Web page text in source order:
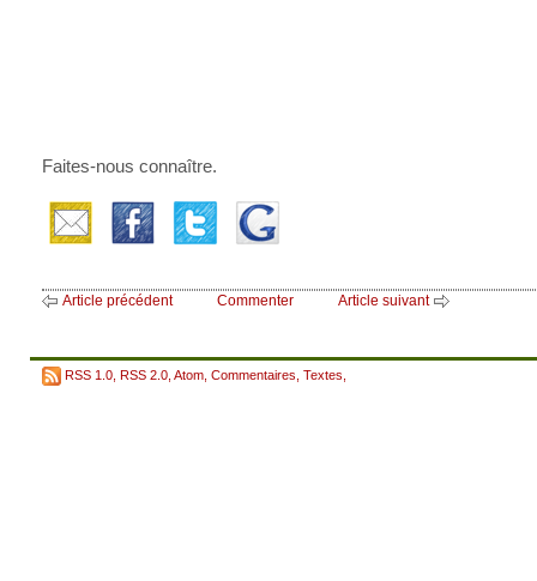
Faites-nous connaître.
Article précédent Commenter Article suivant
RSS 1.0 RSS 2.0 Atom Commentaires Textes